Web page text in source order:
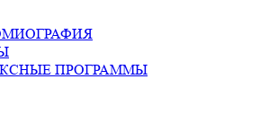
ПРОГРАММЫ